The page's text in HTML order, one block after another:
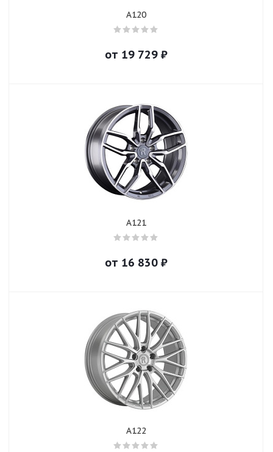
A120
от 19 729₽
A121
от 16 830₽
A122